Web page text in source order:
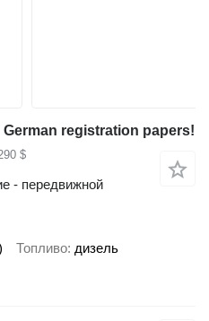
German registration papers!
$
- передвижной
Топливо дизель